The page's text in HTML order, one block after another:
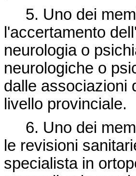
5. Uno dei
l'accertamento
neurologia o
neurologiche o
dalle associazioni
livello provinciale.
6. Uno dei
le revisioni
specialista in